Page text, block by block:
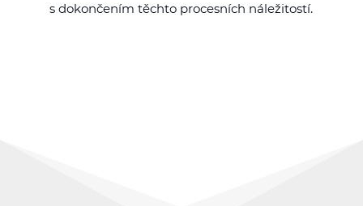
s dokončením těchto procesních náležitostí.